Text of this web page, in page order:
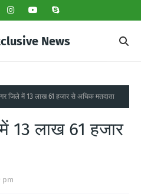
News
जिले में 13 लाख 61 हजार से अधिक मतदाता
13 लाख 61 हजार
pm